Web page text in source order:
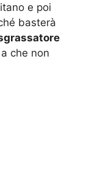
e poi
basterà
che non